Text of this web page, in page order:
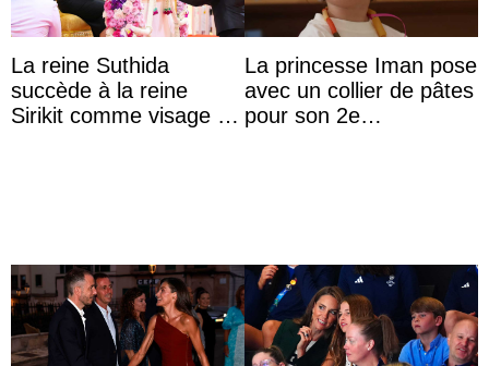
La reine Suthida
succède à la reine
Sirikit comme visage de
La princesse Iman pose
avec un collier de pâtes
pour son 2e